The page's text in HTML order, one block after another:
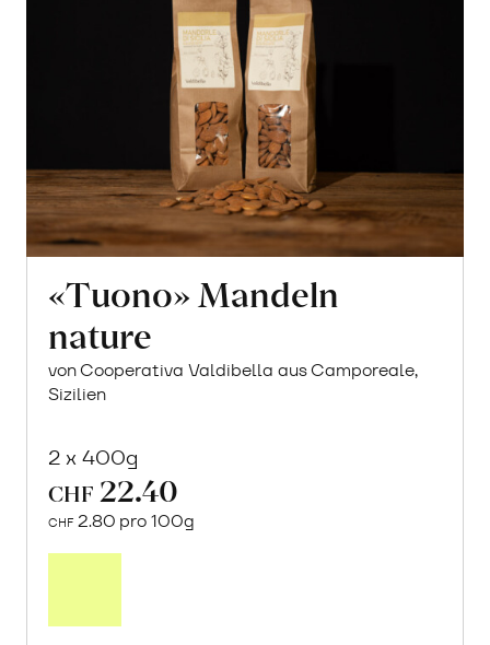
«Tuono» Mandeln
nature
von Cooperativa Valdibella aus Camporeale,
Sizilien
2 x 400g
CHF 22.40
CHF 2.80 pro 100g